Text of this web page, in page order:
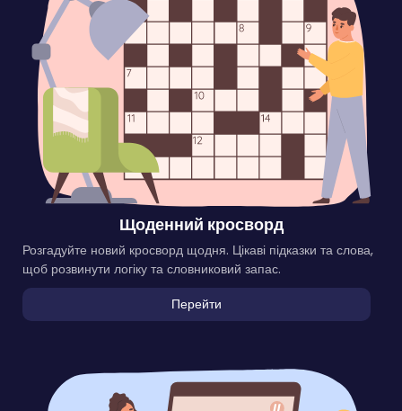
Щоденний кросворд
Розгадуйте новий кросворд щодня. Цікаві підказки та слова,
щоб розвинути логіку та словниковий запас.
Перейти